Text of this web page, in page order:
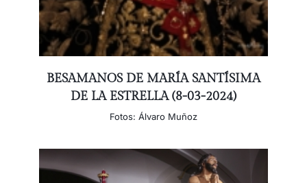
BESAMANOS DE MARÍA SANTÍSIMA
DE LA ESTRELLA (8-03-2024)
Fotos: Álvaro Muñoz